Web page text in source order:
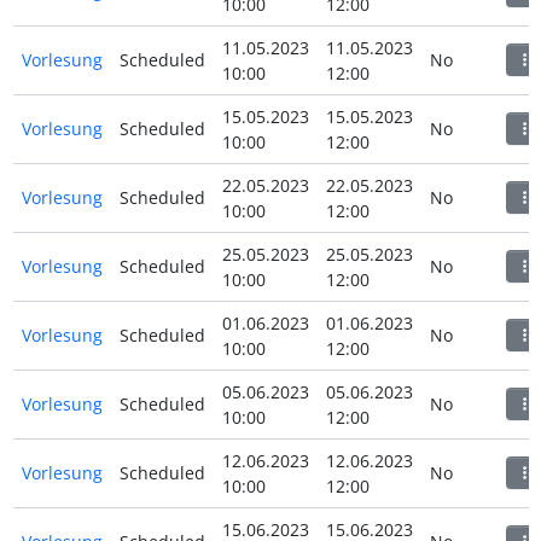
Vorlesung Scheduled
11.05.2023
10:00
11.05.2023
12:00
No
Vorlesung Scheduled
15.05.2023
10:00
15.05.2023
12:00
No
Vorlesung Scheduled
22.05.2023
10:00
22.05.2023
12:00
No
Vorlesung Scheduled
25.05.2023
10:00
25.05.2023
12:00
No
Vorlesung Scheduled
01.06.2023
10:00
01.06.2023
12:00
No
Vorlesung Scheduled
05.06.2023
10:00
05.06.2023
12:00
No
Vorlesung Scheduled
12.06.2023
10:00
12.06.2023
12:00
No
15.06.2023 15.06.2023